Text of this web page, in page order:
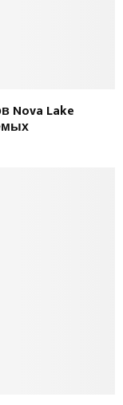
Nova Lake